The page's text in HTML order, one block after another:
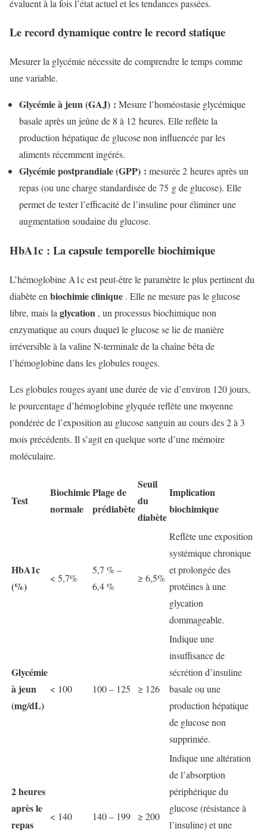
évaluent à la fois l’état actuel et les tendances passées.
Le record dynamique contre le record statique
Mesurer la glycémie nécessite de comprendre le temps comme
une variable.
Glycémie à jeun (GAJ) : Mesure l’homéostasie glycémique
basale après un jeûne de 8 à 12 heures. Elle reflète la
production hépatique de glucose non influencée par les
aliments récemment ingérés.
Glycémie postprandiale (GPP) : mesurée 2 heures après un
repas (ou une charge standardisée de 75 g de glucose). Elle
permet de tester l’efficacité de l’insuline pour éliminer une
augmentation soudaine du glucose.
HbA1c : La capsule temporelle biochimique
L’hémoglobine A1c est peut-être le paramètre le plus pertinent du
diabète en biochimie clinique . Elle ne mesure pas le glucose
libre, mais la glycation , un processus biochimique non
enzymatique au cours duquel le glucose se lie de manière
irréversible à la valine N-terminale de la chaîne bêta de
l’hémoglobine dans les globules rouges.
Les globules rouges ayant une durée de vie d’environ 120 jours,
le pourcentage d’hémoglobine glyquée reflète une moyenne
pondérée de l’exposition au glucose sanguin au cours des 2 à 3
mois précédents. Il s’agit en quelque sorte d’une mémoire
moléculaire.
Test
Biochimie
normale
Plage de
prédiabète
Seuil
du
diabète
Implication
biochimique
HbA1c
(%)
< 5,7%
5,7 % –
6,4 %
≥ 6,5%
Reflète une exposition
systémique chronique
et prolongée des
protéines à une
glycation
dommageable.
Glycémie
à jeun
(mg/dL)
< 100 100 – 125 ≥ 126
Indique une
insuffisance de
sécrétion d’insuline
basale ou une
production hépatique
de glucose non
supprimée.
2 heures
après le
repas
< 140 140 – 199 ≥ 200
Indique une altération
de l’absorption
périphérique du
glucose (résistance à
l’insuline) et une